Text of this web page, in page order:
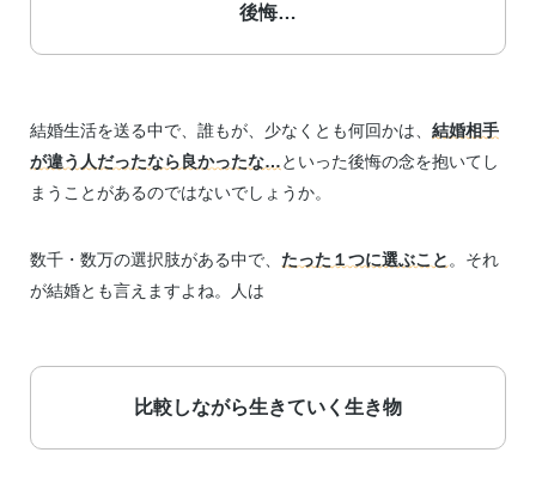
後悔…
結婚生活を送る中で、誰もが、少なくとも何回かは、 結婚相手
が違う人だったなら良かったな…といった後悔の念を抱いてし
まうことがあるのではないでしょうか。
数千・数万の選択肢がある中で、 たった１つに選ぶこと 。それ
が結婚とも言えますよね。人は
比較しながら生きていく生き物